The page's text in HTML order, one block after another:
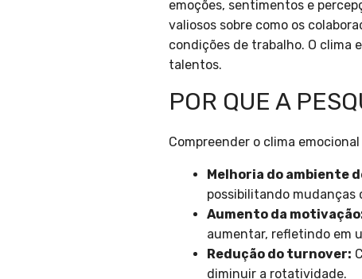
emoções, sentimentos e
valiosos sobre como os
condições de trabalho. O clima
talentos.
POR QUE A
Compreender o clima
Melhoria do ambiente
possibilitando mudanças
Aumento da
aumentar, refletindo em
Redução do turnover:
diminuir a rotatividade.